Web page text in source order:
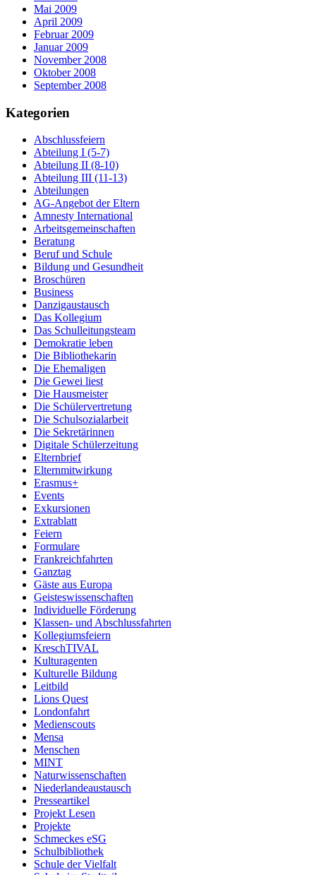
Mai 2009
April 2009
Februar 2009
Januar 2009
November 2008
Oktober 2008
September 2008
Kategorien
Abschlussfeiern
Abteilung I (5-7)
Abteilung II (8-10)
Abteilung III (11-13)
Abteilungen
AG-Angebot der Eltern
Amnesty International
Arbeitsgemeinschaften
Beratung
Beruf und Schule
Bildung und Gesundheit
Broschüren
Business
Danzigaustausch
Das Kollegium
Das Schulleitungsteam
Demokratie leben
Die Bibliothekarin
Die Ehemaligen
Die Gewei liest
Die Hausmeister
Die Schülervertretung
Die Schulsozialarbeit
Die Sekretärinnen
Digitale Schülerzeitung
Elternbrief
Elternmitwirkung
Erasmus+
Events
Exkursionen
Extrablatt
Feiern
Formulare
Frankreichfahrten
Ganztag
Gäste aus Europa
Geisteswissenschaften
Individuelle Förderung
Klassen- und Abschlussfahrten
Kollegiumsfeiern
KreschTIVAL
Kulturagenten
Kulturelle Bildung
Leitbild
Lions Quest
Londonfahrt
Medienscouts
Mensa
Menschen
MINT
Naturwissenschaften
Niederlandeaustausch
Presseartikel
Projekt Lesen
Projekte
Schmeckes eSG
Schulbibliothek
Schule der Vielfalt